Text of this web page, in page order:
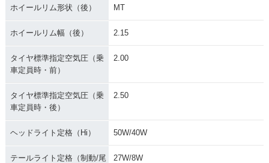
ホイールリム形状（後） MT
ホイールリム幅（後） 2.15
タイヤ標準指定空気圧（乗
車定員時・前）
2.00
タイヤ標準指定空気圧（乗
車定員時・後）
2.50
ヘッドライト定格（Hi） 50W/40W
テールライト定格（制動/尾
27W/8W